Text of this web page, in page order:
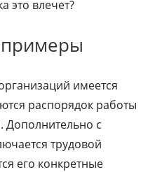
это влечет?
имеется
распорядок работы
с
трудовой
его конкретные